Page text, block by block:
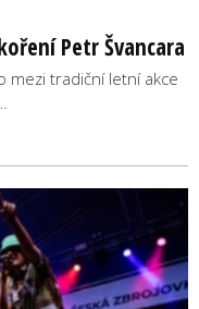
Petr Švancara
mezi tradiční letní akce